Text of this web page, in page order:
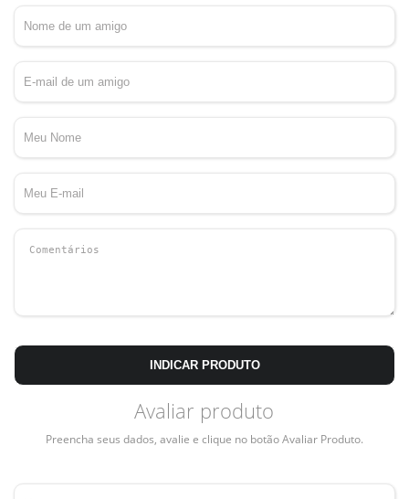
INDICAR PRODUTO
Avaliar produto
Preencha seus dados, avalie e clique no botão Avaliar Produto.